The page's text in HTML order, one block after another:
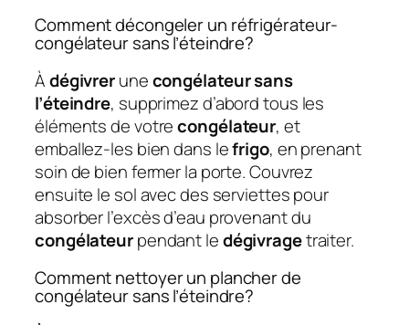
Comment décongeler un réfrigérateur-
congélateur sans l’éteindre?
Àdégivrerunecongélateur sans
l’éteindre, supprimez d’abord tous les
éléments de votrecongélateur, et
emballez-les bien dans lefrigo, en prenant
soin de bien fermer la porte. Couvrez
ensuite le sol avec des serviettes pour
absorber l’excès d’eau provenant du
congélateurpendant ledégivragetraiter.
Comment nettoyer un plancher de
congélateur sans l’éteindre?